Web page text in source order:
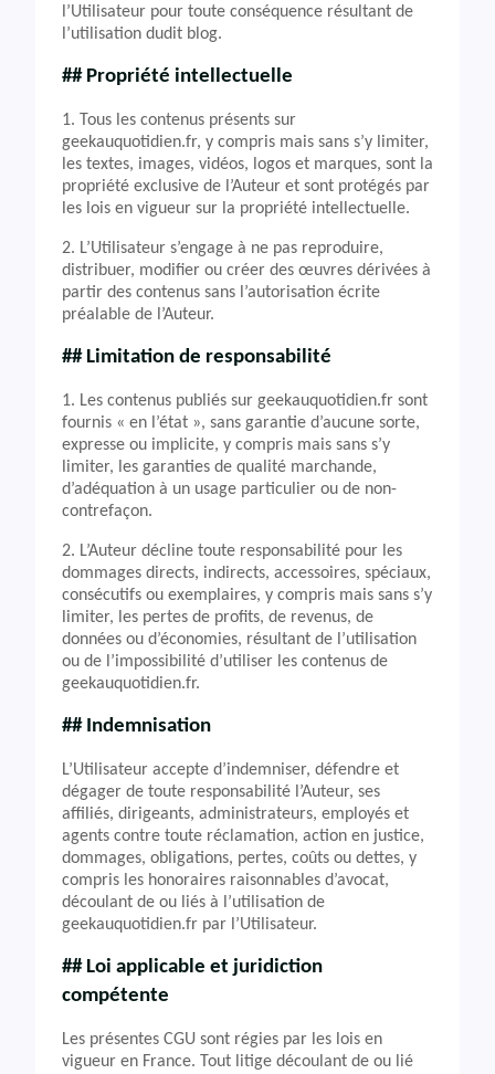
l’Utilisateur pour toute conséquence résultant de
l’utilisation dudit blog.
## Propriété intellectuelle
1. Tous les contenus présents sur
geekauquotidien.fr, y compris mais sans s’y limiter,
les textes, images, vidéos, logos et marques, sont la
propriété exclusive de l’Auteur et sont protégés par
les lois en vigueur sur la propriété intellectuelle.
2. L’Utilisateur s’engage à ne pas reproduire,
distribuer, modifier ou créer des œuvres dérivées à
partir des contenus sans l’autorisation écrite
préalable de l’Auteur.
## Limitation de responsabilité
1. Les contenus publiés sur geekauquotidien.fr sont
fournis « en l’état », sans garantie d’aucune sorte,
expresse ou implicite, y compris mais sans s’y
limiter, les garanties de qualité marchande,
d’adéquation à un usage particulier ou de non-
contrefaçon.
2. L’Auteur décline toute responsabilité pour les
dommages directs, indirects, accessoires, spéciaux,
consécutifs ou exemplaires, y compris mais sans s’y
limiter, les pertes de profits, de revenus, de
données ou d’économies, résultant de l’utilisation
ou de l’impossibilité d’utiliser les contenus de
geekauquotidien.fr.
## Indemnisation
L’Utilisateur accepte d’indemniser, défendre et
dégager de toute responsabilité l’Auteur, ses
affiliés, dirigeants, administrateurs, employés et
agents contre toute réclamation, action en justice,
dommages, obligations, pertes, coûts ou dettes, y
compris les honoraires raisonnables d’avocat,
découlant de ou liés à l’utilisation de
geekauquotidien.fr par l’Utilisateur.
## Loi applicable et juridiction
compétente
Les présentes CGU sont régies par les lois en
vigueur en France. Tout litige découlant de ou lié